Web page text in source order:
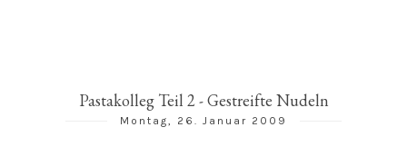
Pastakolleg Teil 2 - Gestreifte Nudeln
Montag, 26. Januar 2009